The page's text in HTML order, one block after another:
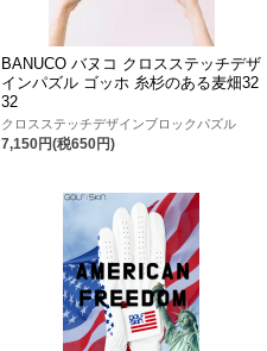
BANUCO バヌコ クロスステッチデザ
インパズル ゴッホ 糸杉のある麦畑32
32
クロスステッチデザインブロックパズル
7,150円(税650円)